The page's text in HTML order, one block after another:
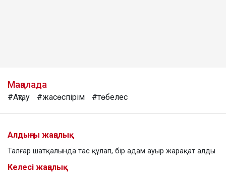
Мақалада
#Ақтау #жасөспірім #төбелес
Алдыңғы жаңалық
Талғар шатқалында тас құлап, бір адам ауыр жарақат алды
Келесі жаңалық